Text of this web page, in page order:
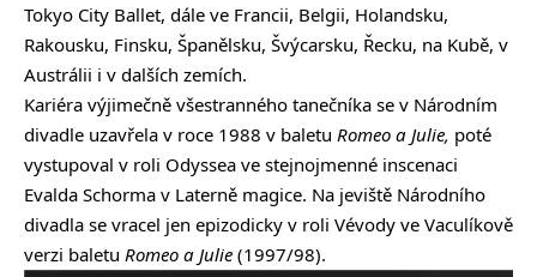
Tokyo City Ballet, dále ve Francii, Belgii, Holandsku,
Rakousku, Finsku, Španělsku, Švýcarsku, Řecku, na Kubě, v
Austrálii i v dalších zemích.
Kariéra výjimečně všestranného tanečníka se v Národním
divadle uzavřela v roce 1988 v baletu Romeo a Julie, poté
vystupoval v roli Odyssea ve stejnojmenné inscenaci
Evalda Schorma v Laterně magice. Na jeviště Národního
divadla se vracel jen epizodicky v roli Vévody ve Vaculíkově
verzi baletu Romeo a Julie (1997/98).